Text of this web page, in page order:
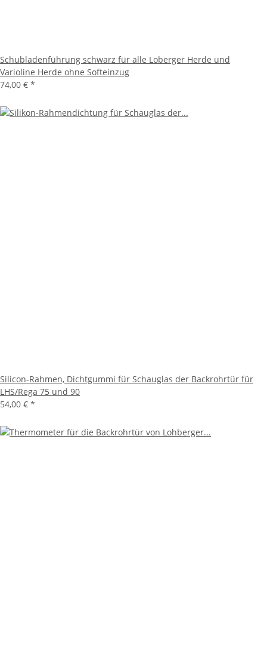
Schubladenführung schwarz für alle Loberger Herde und
Varioline Herde ohne Softeinzug
74,00 € *
Silicon-Rahmen, Dichtgummi für Schauglas der Backrohrtür für
LHS/Rega 75 und 90
54,00 € *